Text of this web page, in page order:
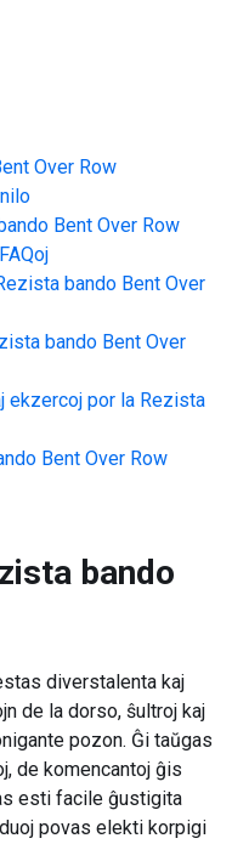
Over Row
Bent Over Row
bando Bent Over
bando Bent Over
ekzercoj por la Rezista
Bent Over Row
bando
diverstalenta kaj
de la dorso, ŝultroj kaj
pozon. Ĝi taŭgas
de komencantoj ĝis
esti facile ĝustigita
povas elekti korpigi